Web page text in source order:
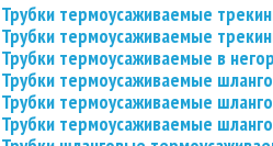
Трубки термоусаживаемые
Трубки термоусаживаемые
Трубки термоусаживаемые в
Трубки термоусаживаемые
Трубки термоусаживаемые
Трубки термоусаживаемые